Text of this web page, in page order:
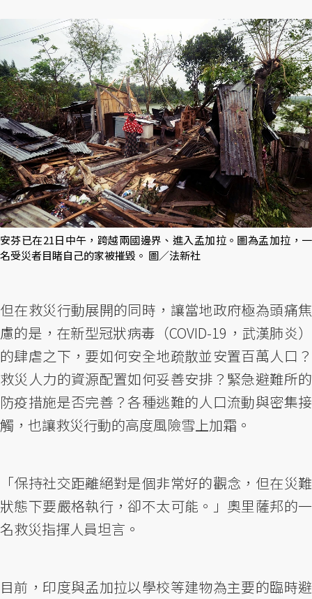
安芬已在21日中午，跨越兩國邊界、進入孟加拉。圖為孟加拉，一
名受災者目睹自己的家被摧毀。 圖／法新社
但在救災行動展開的同時，讓當地政府極為頭痛焦
慮的是，在新型冠狀病毒（COVID-19，武漢肺炎）
的肆虐之下，要如何安全地疏散並安置百萬人口？
救災人力的資源配置如何妥善安排？緊急避難所的
防疫措施是否完善？各種逃難的人口流動與密集接
觸，也讓救災行動的高度風險雪上加霜。
「保持社交距離絕對是個非常好的觀念，但在災難
狀態下要嚴格執行，卻不太可能。」奧里薩邦的一
名救災指揮人員坦言。
目前，印度與孟加拉以學校等建物為主要的臨時避